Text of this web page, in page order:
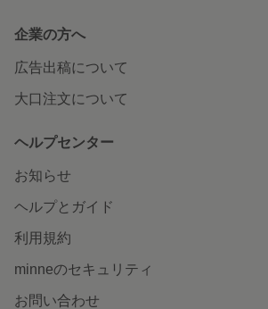
企業の方へ
広告出稿について
大口注文について
ヘルプセンター
お知らせ
ヘルプとガイド
利用規約
minneのセキュリティ
お問い合わせ